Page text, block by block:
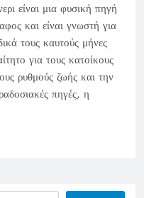
είναι μια φυσική πηγή
και είναι γνωστή για
τους καυτούς μήνες
για τους κατοίκους
ρυθμούς ζωής και την
πηγές, η